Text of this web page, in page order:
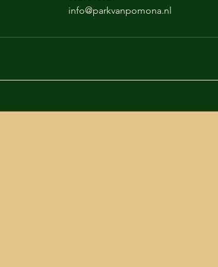
info@parkvanpomona.nl